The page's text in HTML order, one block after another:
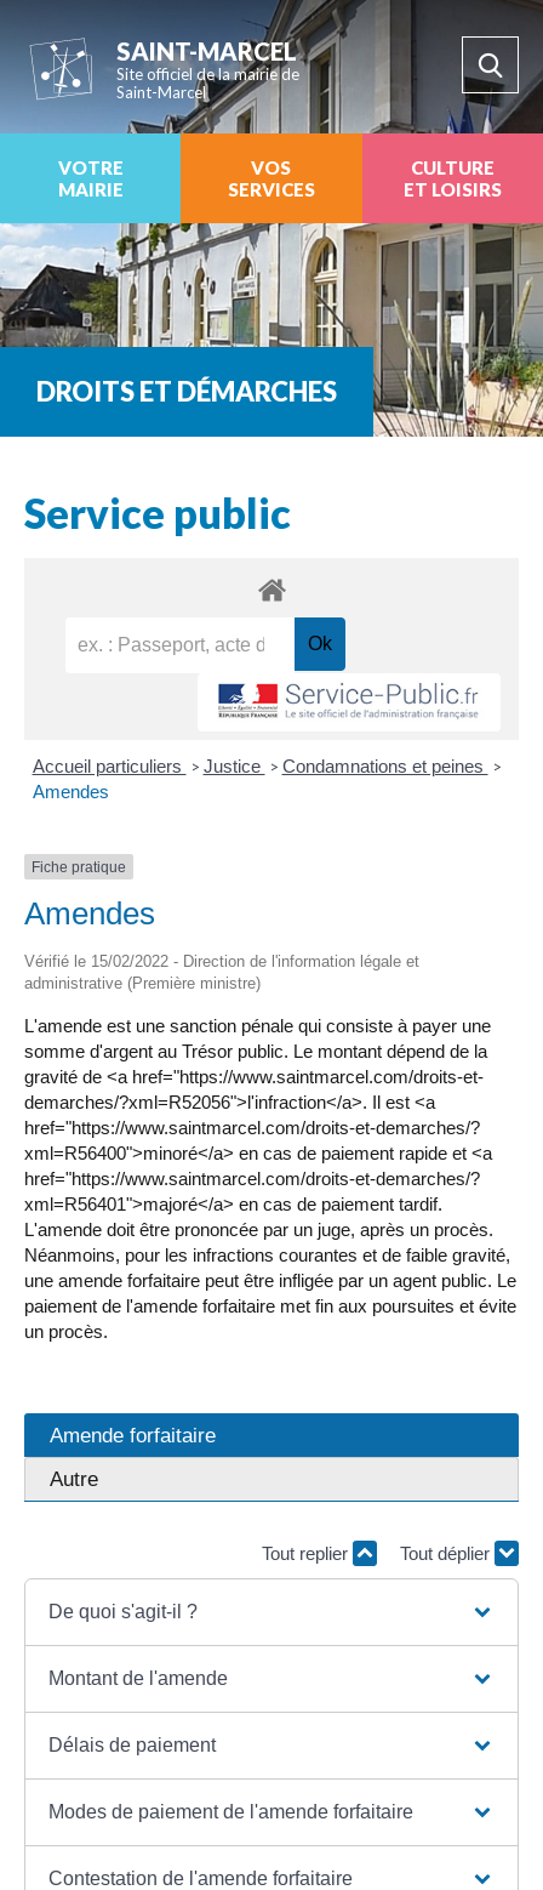
SAINT-MARCEL
Site officiel de la mairie de
Saint-Marcel
VOTRE
MAIRIE
VOS
SERVICES
CULTURE
ET LOISIRS
DROITS ET DÉMARCHES
Service public
Accueil particuliers > Justice > Condamnations et peines >
Amendes
Fiche pratique
Amendes
Vérifié le 15/02/2022 - Direction de l'information légale et
administrative (Première ministre)
L'amende est une sanction pénale qui consiste à payer une
somme d'argent au Trésor public. Le montant dépend de la
gravité de <a href="https://www.saintmarcel.com/droits-et-
demarches/?xml=R52056">l'infraction</a>. Il est <a
href="https://www.saintmarcel.com/droits-et-demarches/?
xml=R56400">minoré</a> en cas de paiement rapide et <a
href="https://www.saintmarcel.com/droits-et-demarches/?
xml=R56401">majoré</a> en cas de paiement tardif.
L'amende doit être prononcée par un juge, après un procès.
Néanmoins, pour les infractions courantes et de faible gravité,
une amende forfaitaire peut être infligée par un agent public. Le
paiement de l'amende forfaitaire met fin aux poursuites et évite
un procès.
Amende forfaitaire
Autre
Tout replier Tout déplier
De quoi s'agit-il ?
Montant de l'amende
Délais de paiement
Modes de paiement de l'amende forfaitaire
Contestation de l'amende forfaitaire